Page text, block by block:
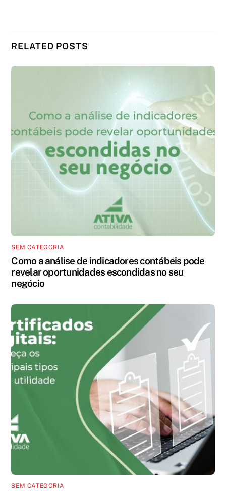
RELATED POSTS
SEM CATEGORIA
Como a análise de indicadores contábeis pode
revelar oportunidades escondidas no seu
negócio
SEM CATEGORIA